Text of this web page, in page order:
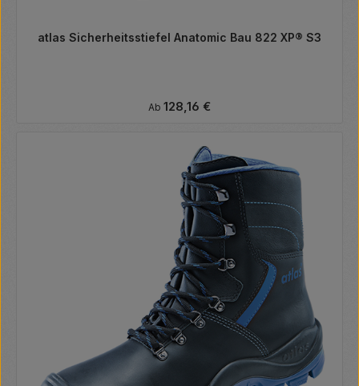
atlas Sicherheitsstiefel Anatomic Bau 822 XP® S3
Regulärer Preis:
Ab 128,16 €